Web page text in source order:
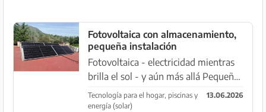
Fotovoltaica con almacenamiento,
pequeña instalación
Fotovoltaica - electricidad mientras
brilla el sol - y aún más allá Pequeñas
instalaciones hasta 2000 vatios, con
o sin almacenamiento, adaptadas a
Tecnología para el hogar, piscinas y
energía (solar)
13.06.2026